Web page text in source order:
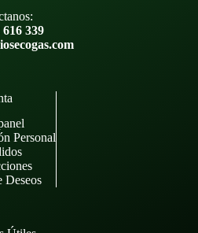
339
Personal
Deseos